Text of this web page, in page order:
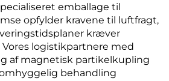
emballage til
opfylder kravene til luftfragt,
kræver
logistikpartnere med
af magnetisk partikelkupling
behandling